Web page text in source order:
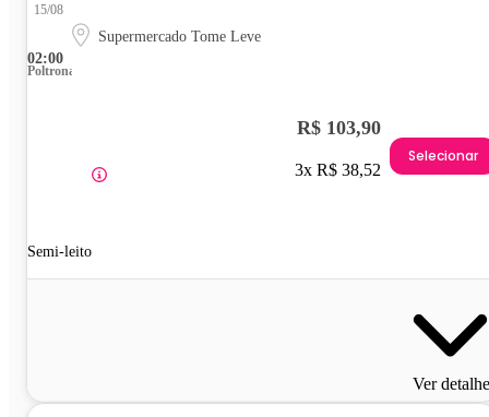
02:00
15/08
Supermercado Tome Leve
Poltrona
Semi-leito
R$ 103,90
3x R$ 38,52
Selecionar
Ver